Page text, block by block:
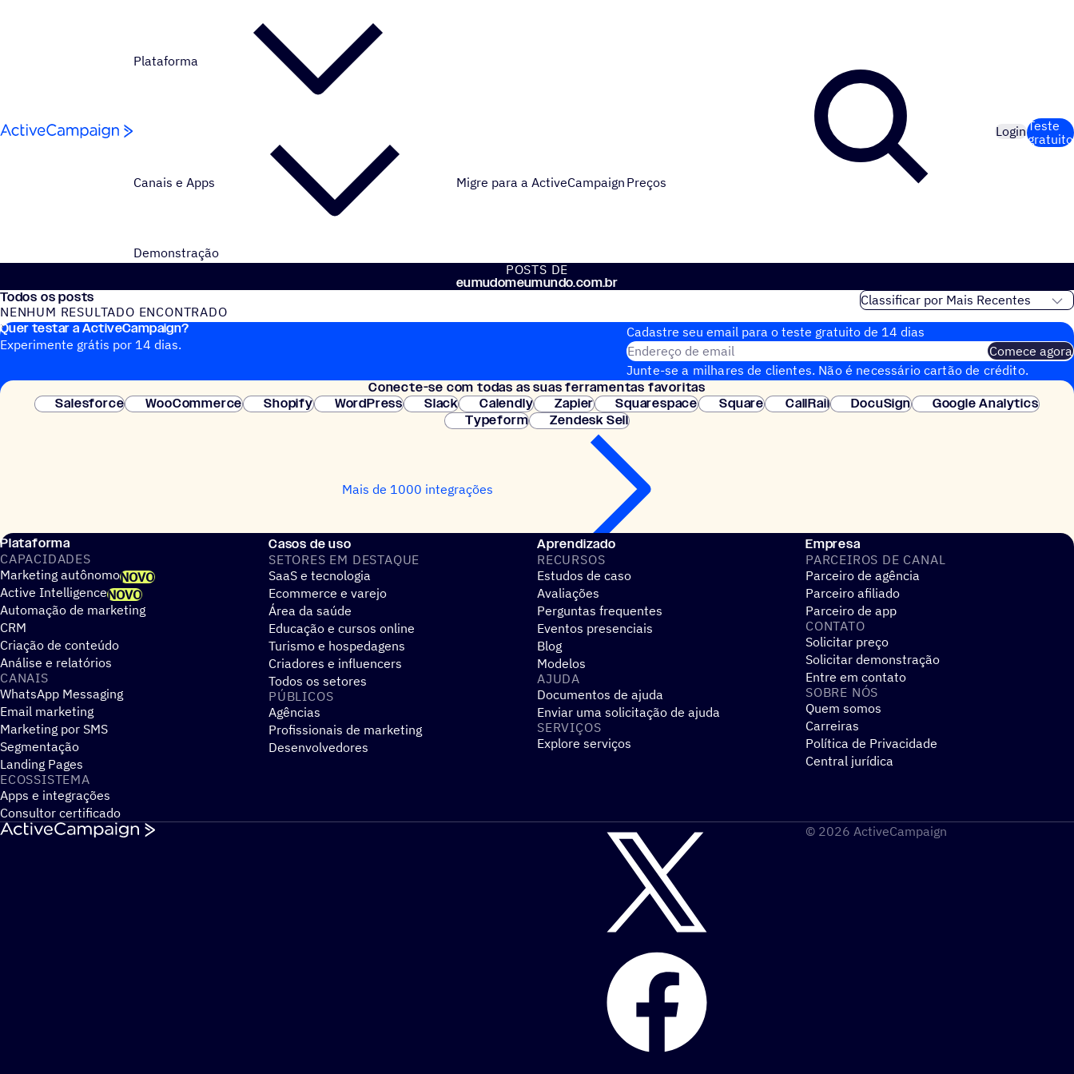
Plataforma
Canais e Apps Migre para a ActiveCampaign Preços
Demonstração
LoginTeste
gratuito
POSTS DE
eumudomeumundo.com.br
Todos os posts
NENHUM RESULTADO ENCONTRADO
Nenhum post do blog encontrado
Quer testar a ActiveCampaign?
Experimente grátis por 14 dias.
Cadastre seu email para o teste gratuito de 14 dias
Endereço de email
Comece agora
Junte-se a milhares de clientes. Não é necessário cartão de crédito.
Configuração instantânea.
Conecte-se com todas as suas ferramentas favoritas
Salesforce
WooCommerce Shopify WordPress Slack Calendly Zapier Squarespace Square CallRail DocuSign
Google Analytics
Typeform
Zendesk Sell
Mais de 1000 integrações
Plataforma
CAPACIDADES
Marketing autônomoNOVO
Active IntelligenceNOVO
Automação de marketing
CRM
Criação de conteúdo
Análise e relatórios
CANAIS
WhatsApp Messaging
Email marketing
Marketing por SMS
Segmentação
Landing Pages
ECOSSISTEMA
Apps e integrações
Consultor certificado
Casos de uso
SETORES EM DESTAQUE
SaaS e tecnologia
Ecommerce e varejo
Área da saúde
Educação e cursos online
Turismo e hospedagens
Criadores e influencers
Todos os setores
PÚBLICOS
Agências
Profissionais de marketing
Desenvolvedores
Aprendizado
RECURSOS
Estudos de caso
Avaliações
Perguntas frequentes
Eventos presenciais
Blog
Modelos
AJUDA
Documentos de ajuda
Enviar uma solicitação de ajuda
SERVIÇOS
Explore serviços
Empresa
PARCEIROS DE CANAL
Parceiro de agência
Parceiro afiliado
Parceiro de app
CONTATO
Solicitar preço
Solicitar demonstração
Entre em contato
SOBRE NÓS
Quem somos
Carreiras
Política de Privacidade
Central jurídica
© 2026 ActiveCampaign